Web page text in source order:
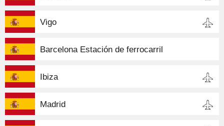
Vigo
Barcelona Estación de ferrocarril
Ibiza
Madrid